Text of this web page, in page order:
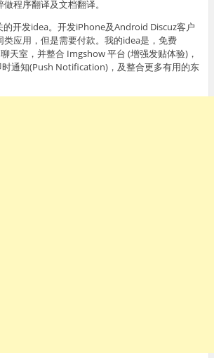
程序翻译及文档翻译。
的开发idea。开发iPhone及Android Discuz客户
类应用，但是需要付款。我的idea是，免费
天室，并整合 Imgshow 平台 (增强发贴体验)，
通知(Push Notification)，及整合更多有用的东